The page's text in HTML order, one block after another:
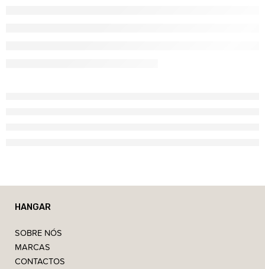
HANGAR
SOBRE NÓS
MARCAS
CONTACTOS